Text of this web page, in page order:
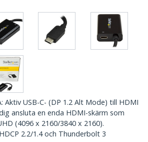
Aktiv USB-C- (DP 1.2 Alt Mode) till HDMI
ansluta en enda HDMI-skärm som
(4096 x 2160/3840 x 2160).
2.2/1.4 och Thunderbolt 3